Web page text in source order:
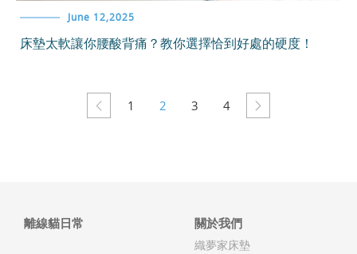
June 12,2025
床墊太軟讓你腰酸背痛？教你選擇恰到好處的硬度！
1 2 3 4
離線貓日常 關於我們
織夢家床墊